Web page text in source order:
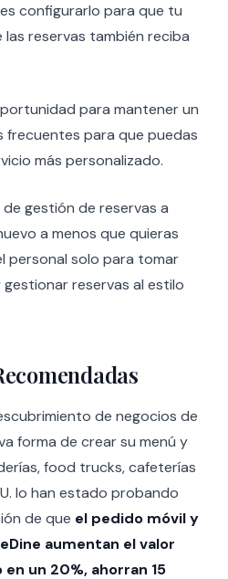
configurarlo para que tu
reservas también reciba
para mantener un
para que puedas
más personalizado.
gestión de reservas a
a menos que quieras
personal solo para tomar
reservas al estilo
de negocios de
forma de crear su menú y
food trucks, cafeterías
lo han estado probando
de que el pedido móvil y
aumentan el valor
un 20%, ahorran 15